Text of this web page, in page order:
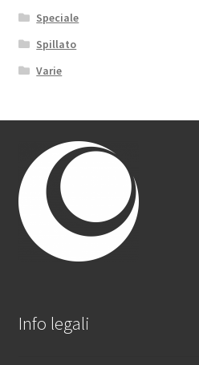
Speciale
Spillato
Varie
Info legali